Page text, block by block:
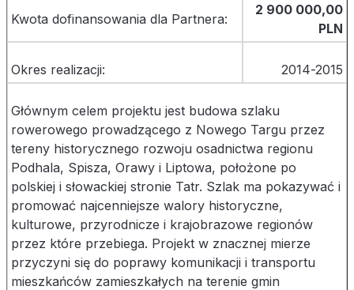
Kwota dofinansowania dla Partnera:
2 900 000,00
PLN
Okres realizacji: 2014-2015
Głównym celem projektu jest budowa szlaku
rowerowego prowadzącego z Nowego Targu przez
tereny historycznego rozwoju osadnictwa regionu
Podhala, Spisza, Orawy i Liptowa, położone po
polskiej i słowackiej stronie Tatr. Szlak ma pokazywać i
promować najcenniejsze walory historyczne,
kulturowe, przyrodnicze i krajobrazowe regionów
przez które przebiega. Projekt w znacznej mierze
przyczyni się do poprawy komunikacji i transportu
mieszkańców zamieszkałych na terenie gmin